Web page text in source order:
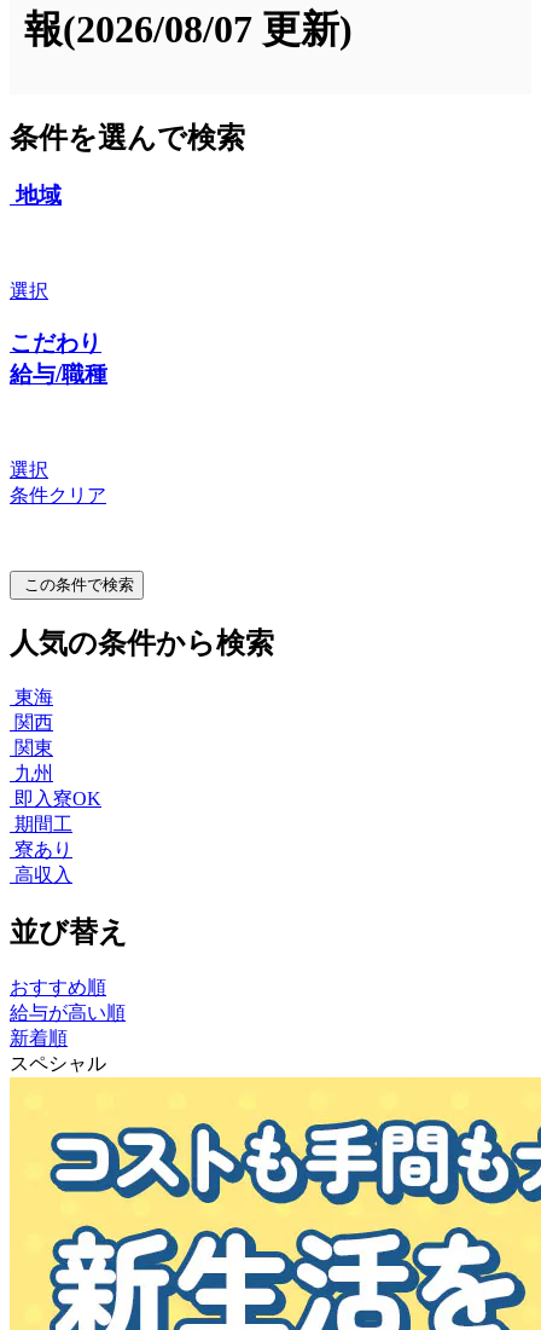
報(2026/08/07 更新)
条件を選んで検索
地域
選択
こだわり
給与/職種
選択
条件クリア
この条件で検索
人気の条件から検索
東海
関西
関東
九州
即入寮OK
期間工
寮あり
高収入
並び替え
おすすめ順
給与が高い順
新着順
スペシャル